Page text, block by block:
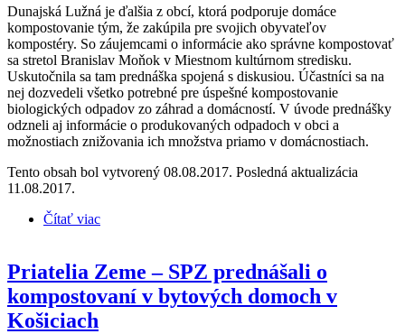
Dunajská Lužná je ďalšia z obcí, ktorá podporuje domáce
kompostovanie tým, že zakúpila pre svojich obyvateľov
kompostéry. So záujemcami o informácie ako správne kompostovať
sa stretol Branislav Moňok v Miestnom kultúrnom stredisku.
Uskutočnila sa tam prednáška spojená s diskusiou. Účastníci sa na
nej dozvedeli všetko potrebné pre úspešné kompostovanie
biologických odpadov zo záhrad a domácností. V úvode prednášky
odzneli aj informácie o produkovaných odpadoch v obci a
možnostiach znižovania ich množstva priamo v domácnostiach.
Tento obsah bol vytvorený 08.08.2017. Posledná aktualizácia
11.08.2017.
Čítať viac
Priatelia Zeme – SPZ prednášali o
kompostovaní v bytových domoch v
Košiciach